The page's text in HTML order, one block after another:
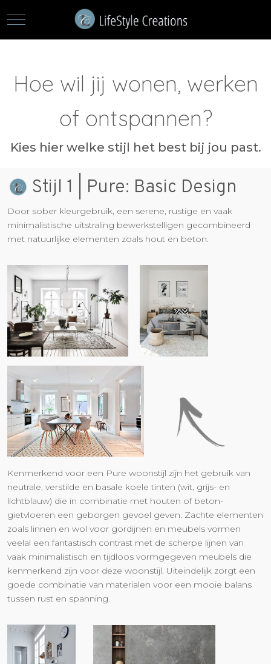
Mobile Menu Toggle
Hoe wil jij wonen, werken
of ontspannen?
Kies hier welke stijl het best bij jou past.
Stijl 1 | Pure: Basic Design
Door sober kleurgebruik, een serene, rustige en vaak
minimalistische uitstraling bewerkstelligen gecombineerd
met natuurlijke elementen zoals hout en beton.
Kenmerkend voor een Pure woonstijl zijn het gebruik van
neutrale, verstilde en basale koele tinten (wit, grijs- en
lichtblauw) die in combinatie met houten of beton-
gietvloeren een geborgen gevoel geven. Zachte elementen
zoals linnen en wol voor gordijnen en meubels vormen
veelal een fantastisch contrast met de scherpe lijnen van
vaak minimalistisch en tijdloos vormgegeven meubels die
kenmerkend zijn voor deze woonstijl. Uiteindelijk zorgt een
goede combinatie van materialen voor een mooie balans
tussen rust en spanning.